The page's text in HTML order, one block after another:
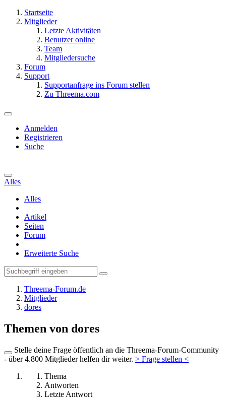
Startseite
Mitglieder
Letzte Aktivitäten
Benutzer online
Team
Mitgliedersuche
Forum
Support
Supportanfrage ins Forum stellen
Zu Threema.com
Anmelden
Registrieren
Suche
Alles
Alles
Artikel
Seiten
Forum
Erweiterte Suche
Threema-Forum.de
Mitglieder
dores
Themen von dores
Stelle deine Frage öffentlich an die Threema-Forum-Community
- über 4.800 Mitglieder helfen dir weiter. > Frage stellen <
Thema
Antworten
Letzte Antwort